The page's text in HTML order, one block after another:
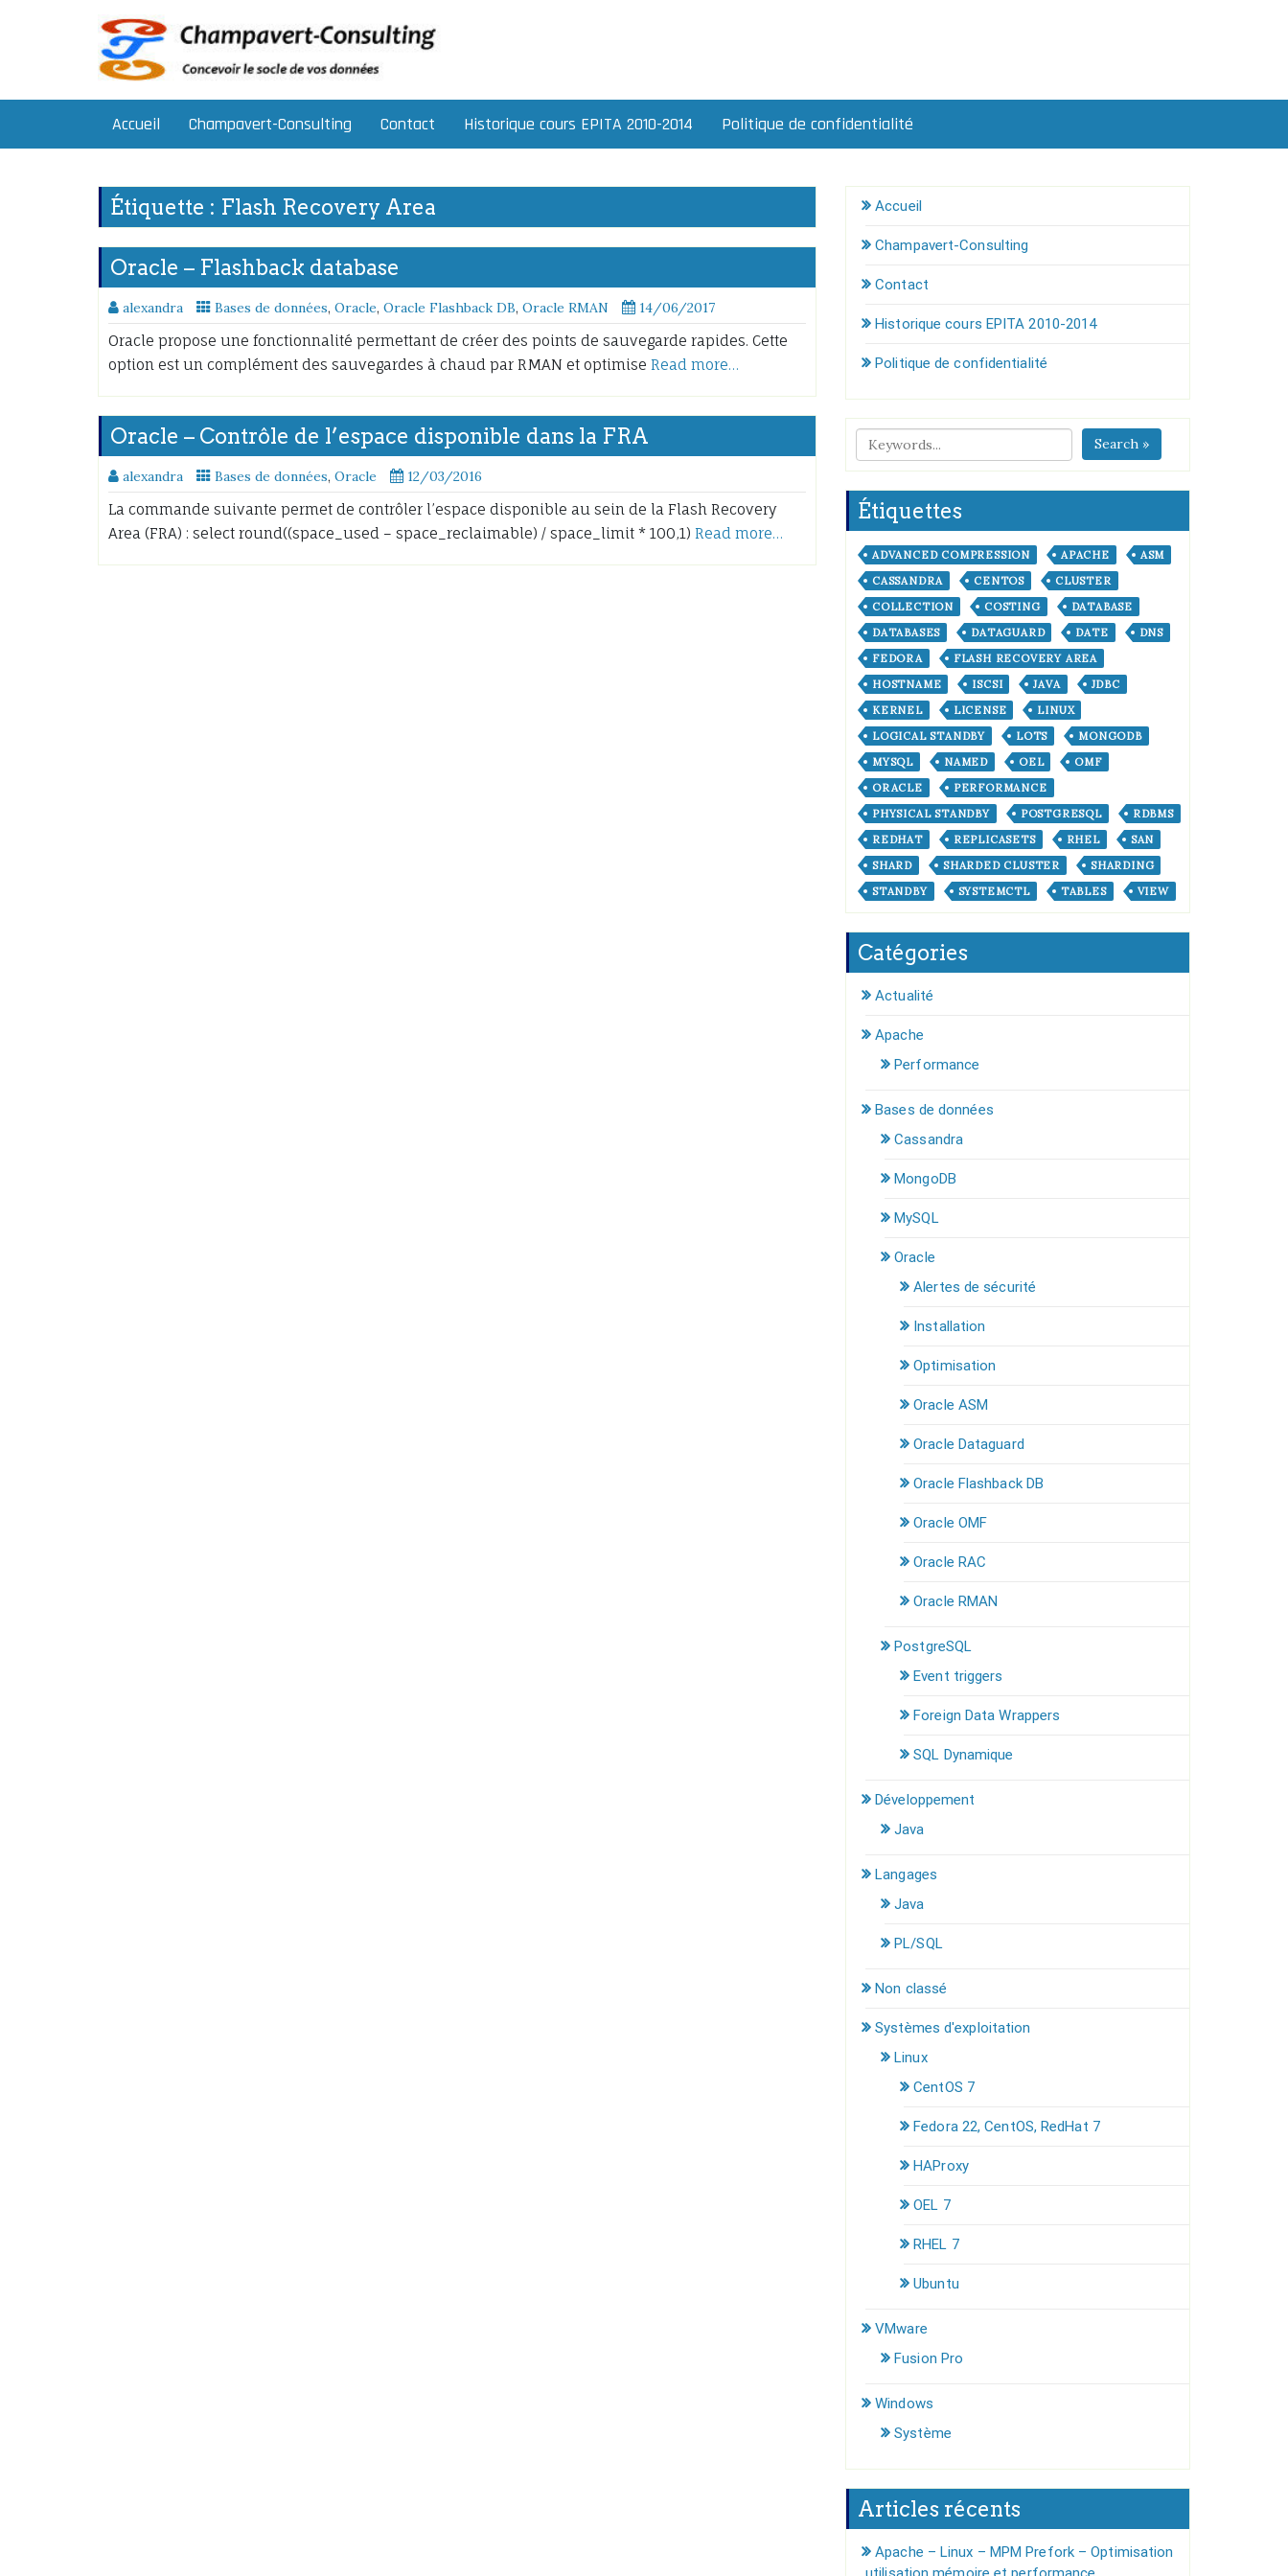
Accueil Champavert-Consulting Contact Historique cours EPITA 2010-2014 Politique de confidentialité
Étiquette : Flash Recovery Area
Oracle – Flashback database
alexandra Bases de données, Oracle, Oracle Flashback DB, Oracle RMAN 14/06/2017
Oracle propose une fonctionnalité permettant de créer des points de sauvegarde rapides. Cette
option est un complément des sauvegardes à chaud par RMAN et optimise Read more…
Oracle – Contrôle de l’espace disponible dans la FRA
alexandra Bases de données, Oracle 12/03/2016
La commande suivante permet de contrôler l’espace disponible au sein de la Flash Recovery
Area (FRA) : select round((space_used – space_reclaimable) / space_limit * 100,1) Read more…
Accueil
Champavert-Consulting
Contact
Historique cours EPITA 2010-2014
Politique de confidentialité
Search »
Étiquettes
ADVANCED COMPRESSION APACHE
ASM
CASSANDRA
CENTOS
CLUSTER
COLLECTION
COSTING
DATABASE
DATABASES
DATAGUARD DATE
DNS
FEDORA
FLASH RECOVERY AREA
HOSTNAME
ISCSI JAVA
JDBC
KERNEL
LICENSE
LINUX
LOGICAL STANDBY
LOTS
MONGODB
MYSQL
NAMED OEL
OMF
ORACLE
PERFORMANCE
PHYSICAL STANDBY
POSTGRESQL
RDBMS
REDHAT
REPLICASETS RHEL
SAN
SHARD
SHARDED CLUSTER
SHARDING
STANDBY
SYSTEMCTL TABLES VIEW
Catégories
Actualité
Apache
Performance
Bases de données
Cassandra
MongoDB
MySQL
Oracle
Alertes de sécurité
Installation
Optimisation
Oracle ASM
Oracle Dataguard
Oracle Flashback DB
Oracle OMF
Oracle RAC
Oracle RMAN
PostgreSQL
Event triggers
Foreign Data Wrappers
SQL Dynamique
Développement
Java
Langages
Java
PL/SQL
Non classé
Systèmes d'exploitation
Linux
CentOS 7
Fedora 22, CentOS, RedHat 7
HAProxy
OEL 7
RHEL 7
Ubuntu
VMware
Fusion Pro
Windows
Système
Articles récents
Apache – Linux – MPM Prefork – Optimisation